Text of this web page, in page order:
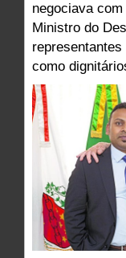
negociava
Ministro do
como